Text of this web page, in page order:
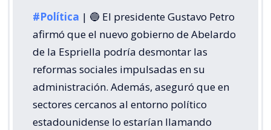
#Política | 🔵 El presidente Gustavo Petro
afirmó que el nuevo gobierno de Abelardo
de la Espriella podría desmontar las
reformas sociales impulsadas en su
administración. Además, aseguró que en
sectores cercanos al entorno político
estadounidense lo estarían llamando